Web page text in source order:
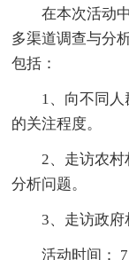
在本次活动中
多渠道调查与分
包括：
1、向不同人
的关注程度。
2、走访农村村
分析问题。
3、走访政府相
活动时间： 7